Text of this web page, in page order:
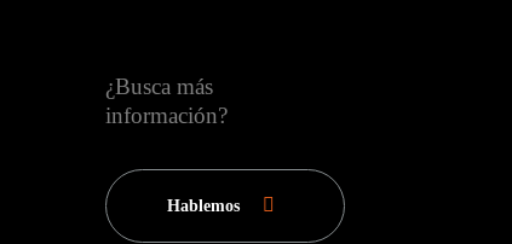
¿Busca más
información?
Hablemos